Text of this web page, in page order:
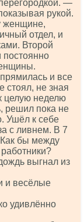
—
рукой.
женщине,
отдел, и
Второй
постоянно
и все
стоял, не зная
целую неделю
решил пока не
Ушёл к себе
с ливнем. В 7
бы между
выгнал из
и весёлые
удивлённо